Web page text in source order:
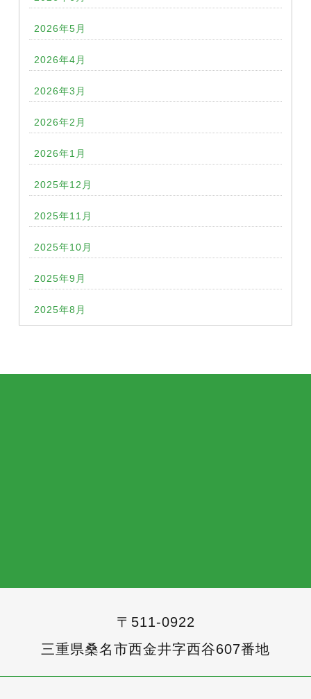
2026年5月
2026年4月
2026年3月
2026年2月
2026年1月
2025年12月
2025年11月
2025年10月
2025年9月
2025年8月
〒511-0922
三重県桑名市西金井字西谷607番地